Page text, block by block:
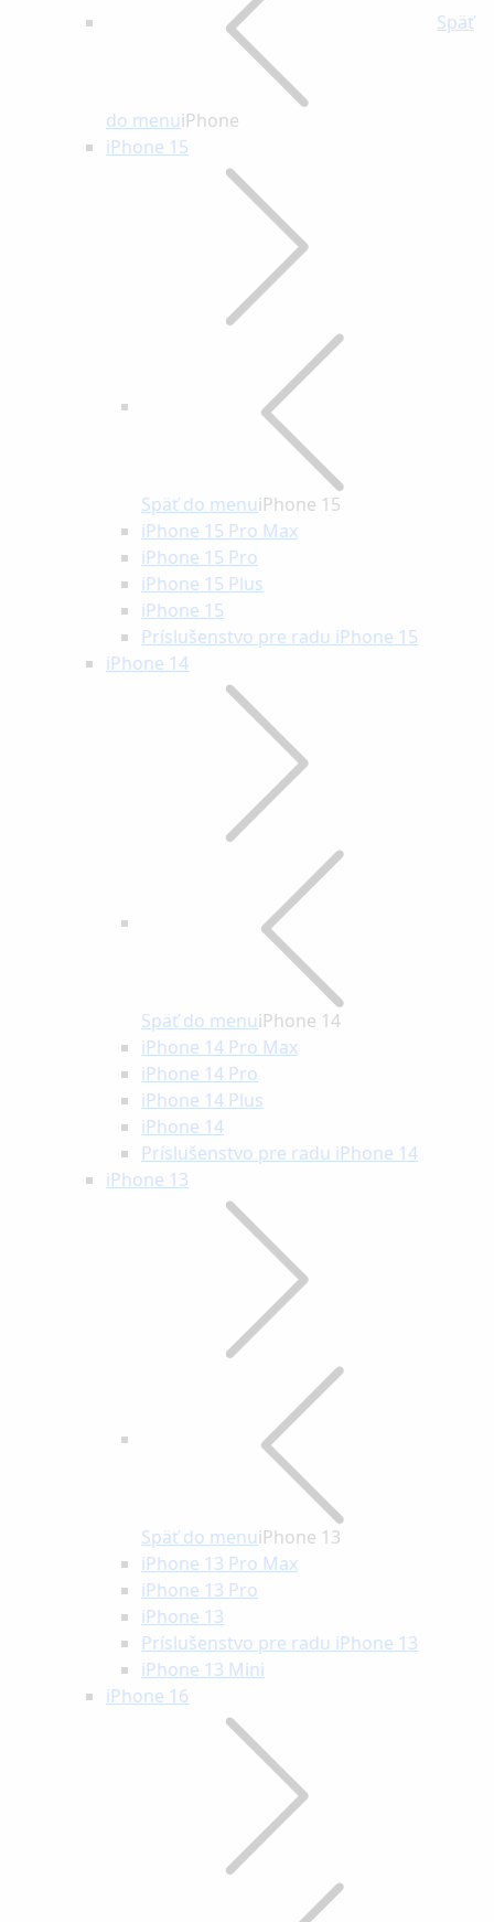
Späť
do menuiPhone
iPhone 15
Späť do menuiPhone 15
iPhone 15 Pro Max
iPhone 15 Pro
iPhone 15 Plus
iPhone 15
Príslušenstvo pre radu iPhone 15
iPhone 14
Späť do menuiPhone 14
iPhone 14 Pro Max
iPhone 14 Pro
iPhone 14 Plus
iPhone 14
Príslušenstvo pre radu iPhone 14
iPhone 13
Späť do menuiPhone 13
iPhone 13 Pro Max
iPhone 13 Pro
iPhone 13
Príslušenstvo pre radu iPhone 13
iPhone 13 Mini
iPhone 16